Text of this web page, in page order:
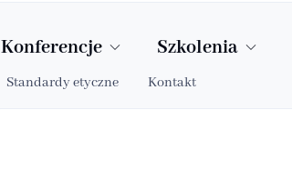
Konferencje Szkolenia
Standardy etyczne
Kontakt